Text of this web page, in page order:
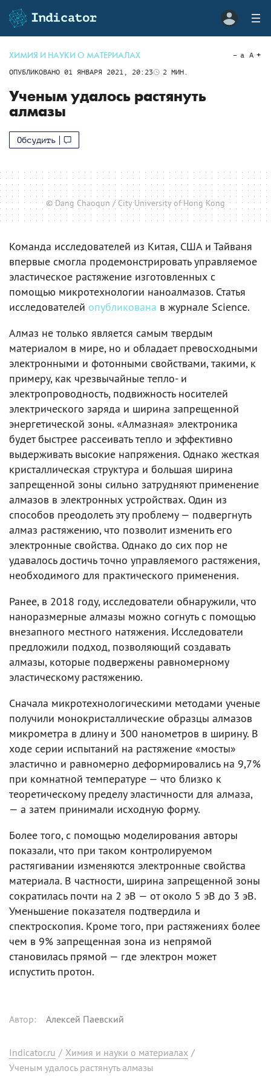
ХИМИЯ И НАУКИ О МАТЕРИАЛАХ
ОПУБЛИКОВАНО 01 ЯНВАРЯ 2021, 20:23 2 МИН.
a A
Ученым удалось растянуть
алмазы
Обсудить
© Dang Chaoqun / City University of Hong Kong
Команда исследователей из Китая, США и Тайваня
впервые смогла продемонстрировать управляемое
эластическое растяжение изготовленных с
помощью микротехнологии наноалмазов. Статья
исследователей опубликована в журнале Science.
Алмаз не только является самым твердым
материалом в мире, но и обладает превосходными
электронными и фотонными свойствами, такими, к
примеру, как чрезвычайные тепло- и
электропроводность, подвижность носителей
электрического заряда и ширина запрещенной
энергетической зоны. «Алмазная» электроника
будет быстрее рассеивать тепло и эффективно
выдерживать высокие напряжения. Однако жесткая
кристаллическая структура и большая ширина
запрещенной зоны сильно затрудняют применение
алмазов в электронных устройствах. Один из
способов преодолеть эту проблему — подвергнуть
алмаз растяжению, что позволит изменить его
электронные свойства. Однако до сих пор не
удавалось достичь точно управляемого растяжения,
необходимого для практического применения.
Ранее, в 2018 году, исследователи обнаружили, что
наноразмерные алмазы можно согнуть с помощью
внезапного местного натяжения. Исследователи
предложили подход, позволяющий создавать
алмазы, которые подвержены равномерному
эластическому растяжению.
Сначала микротехнологическими методами ученые
получили монокристаллические образцы алмазов
микрометра в длину и 300 нанометров в ширину. В
ходе серии испытаний на растяжение «мосты»
эластично и равномерно деформировались на 9,7%
при комнатной температуре — что близко к
теоретическому пределу эластичности для алмаза,
— а затем принимали исходную форму.
Более того, с помощью моделирования авторы
показали, что при таком контролируемом
растягивании изменяются электронные свойства
материала. В частности, ширина запрещенной зоны
сократилась почти на 2 эВ — от около 5 эВ до 3 эВ.
Уменьшение показателя подтвердила и
спектроскопия. Кроме того, при растяжениях более
чем в 9% запрещенная зона из непрямой
становилась прямой — где электрон может
испустить протон.
Автор: Алексей Паевский
Indicator.ru / Химия и науки о материалах /
Ученым удалось растянуть алмазы